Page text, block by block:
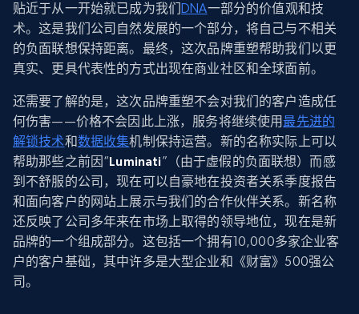
贴近于从一开始就已成为我们 DNA一部分的价值观和技
术。这是我们公司自然发展的一个部分，将自己与不相关
的负面联想保持距离。最终，这次品牌重塑帮助我们以更
真实、更具代表性的方式出现在商业社区和全球面前。
还需要了解的是，这次品牌重塑不会对我们的客户造成任
何伤害——价格不会因此上涨，服务将继续使用最先进的
解锁技术和数据收集机制保持运营。新的名称实际上可以
帮助那些之前因“Luminati”（由于虚假的负面联想）而感
到不舒服的公司，现在可以自豪地在投资者关系季度报告
和面向客户的网站上展示与我们的合作伙伴关系。新名称
还反映了公司多年来在市场上取得的领导地位，现在是新
品牌的一个组成部分。这包括一个拥有10,000多家企业客
户的客户基础，其中许多是大型企业和《财富》500强公
司。